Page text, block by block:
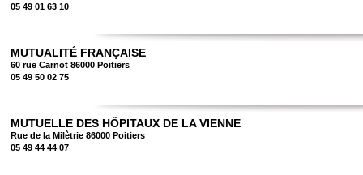
05 49 01 63 10
MUTUALITÉ FRANÇAISE
60 rue Carnot 86000 Poitiers
05 49 50 02 75
MUTUELLE DES HÔPITAUX DE LA VIENNE
Rue de la Milètrie 86000 Poitiers
05 49 44 44 07